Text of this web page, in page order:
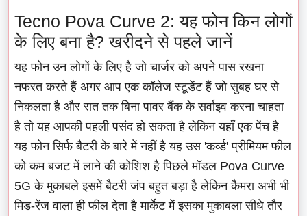
Tecno Pova Curve 2: यह फोन किन लोगों
के लिए बना है? खरीदने से पहले जानें
यह फोन उन लोगों के लिए है जो चार्जर को अपने पास रखना
नफरत करते हैं अगर आप एक कॉलेज स्टूडेंट हैं जो सुबह घर से
निकलता है और रात तक बिना पावर बैंक के सर्वाइव करना चाहता
है तो यह आपकी पहली पसंद हो सकता है लेकिन यहाँ एक पेंच है
यह फोन सिर्फ बैटरी के बारे में नहीं है यह उस 'कर्व्ड' प्रीमियम फील
को कम बजट में लाने की कोशिश है पिछले मॉडल Pova Curve
5G के मुकाबले इसमें बैटरी जंप बहुत बड़ा है लेकिन कैमरा अभी भी
मिड-रेंज वाला ही फील देता है मार्केट में इसका मुकाबला सीधे तौर